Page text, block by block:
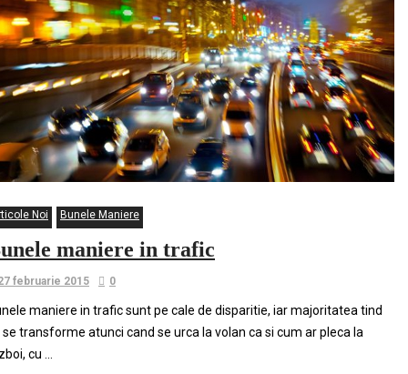
Noi Bunele Maniere
maniere in trafic
februarie 2015 0
maniere in trafic sunt pe cale de disparitie, iar majoritatea tind
se transforme atunci cand se urca la volan ca si cum ar pleca la
cu …